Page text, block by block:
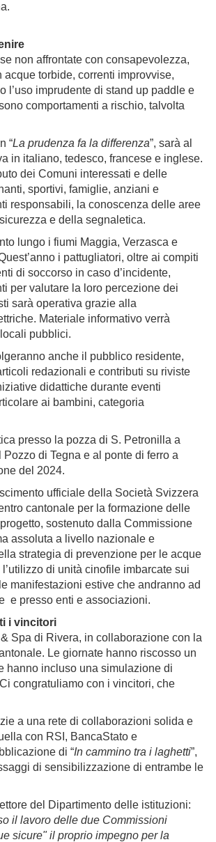
non affrontate con consapevolezza,
torbide, correnti improvvise,
l’uso imprudente di stand up paddle e
comportamenti a rischio, talvolta
“La prudenza fa la differenza”, sarà al
in italiano, tedesco, francese e inglese.
dei Comuni interessati e delle
sportivi, famiglie, anziani e
responsabili, la conoscenza delle aree
e della segnaletica.
lungo i fiumi Maggia, Verzasca e
i pattugliatori, oltre ai compiti
di soccorso in caso d’incidente,
per valutare la loro percezione dei
sarà operativa grazie alla
Materiale informativo verrà
pubblici.
anche il pubblico residente,
redazionali e contributi su riviste
didattiche durante eventi
ai bambini, categoria
presso la pozza di S. Petronilla a
di Tegna e al ponte di ferro a
del 2024.
ufficiale della Società Svizzera
cantonale per la formazione delle
sostenuto dalla Commissione
assoluta a livello nazionale e
strategia di prevenzione per le acque
di unità cinofile imbarcate sui
manifestazioni estive che andranno ad
e presso enti e associazioni.
i vincitori
Spa di Rivera, in collaborazione con la
Le giornate hanno riscosso un
hanno incluso una simulazione di
congratuliamo con i vincitori, che
a una rete di collaborazioni solida e
con RSI, BancaStato e
di “In cammino tra i laghetti”,
di sensibilizzazione di entrambe le
del Dipartimento delle istituzioni:
il lavoro delle due Commissioni
sicure" il proprio impegno per la